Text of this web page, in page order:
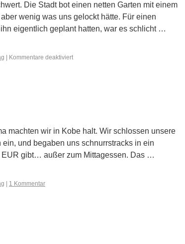
Die Stadt bot einen netten Garten mit einem
wenig was uns gelockt hätte. Für einen
eigentlich geplant hatten, war es schlicht …
Kommentare deaktiviert
machten wir in Kobe halt. Wir schlossen unsere
und begaben uns schnurrstracks in ein
EUR gibt… außer zum Mittagessen. Das …
1 Kommentar